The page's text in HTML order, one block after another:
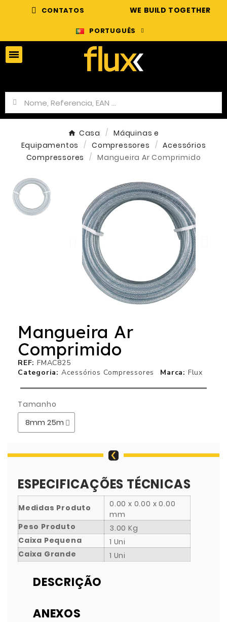
CONTATOS WE BUILD TOGETHER
PORTUGUÊS
Casa
Máquinas e
Equipamentos
Compressores
Acessórios
Compressores
Mangueira Ar Comprimido
Mangueira Ar
Comprimido
REF FMAC825
Categoria
Acessórios Compressores Marca Flux
Tamanho
ESPECIFICAÇÕES TÉCNICAS
Medidas Produto
0.00 x 0.00 x 0.00
mm
Peso Produto
3.00 Kg
Caixa Pequena
1 Uni
Caixa Grande
1 Uni
DESCRIÇÃO
ANEXOS